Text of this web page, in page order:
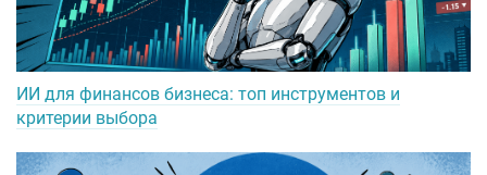
ИИ для финансов бизнеса: топ инструментов и
критерии выбора